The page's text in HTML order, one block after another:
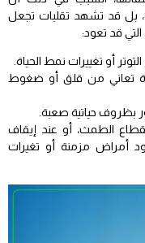
بل قد تشهد تقلبات تجعل
قد تعود:
أو تغييرات نمط الحياة.
تعاني من قلق أو ضغوط
بظروف حياتية صعبة.
الطمث، أو عند إيقاف
أمراض مزمنة أو تغيرات